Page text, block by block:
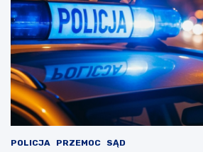
POLICJA PRZEMOC SĄD